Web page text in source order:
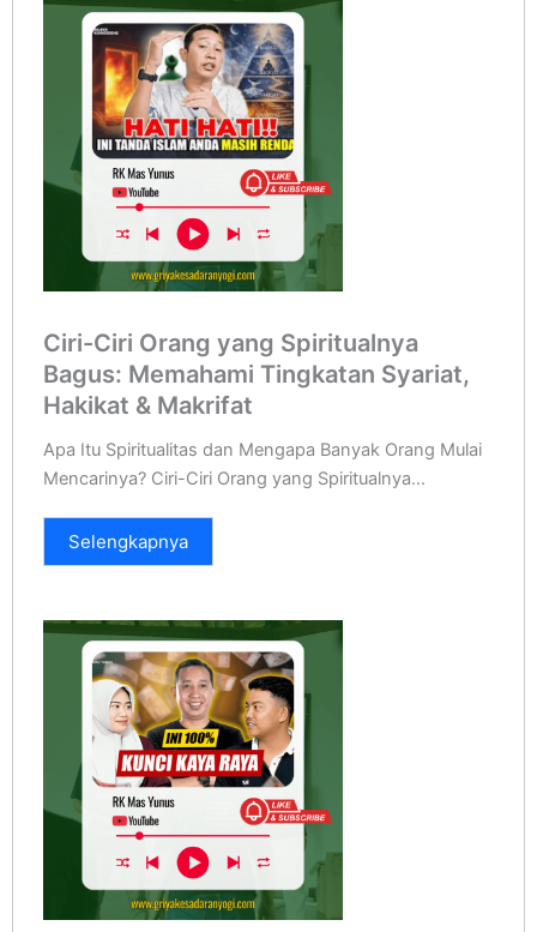
Ciri-Ciri Orang yang Spiritualnya
Bagus: Memahami Tingkatan Syariat,
Hakikat & Makrifat
Apa Itu Spiritualitas dan Mengapa Banyak Orang Mulai
Mencarinya? Ciri-Ciri Orang yang Spiritualnya...
Selengkapnya